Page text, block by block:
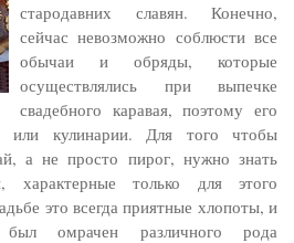
стародавних славян. Конечно,
сейчас невозможно соблюсти все
обычаи и обряды, которые
осуществлялись при выпечке
свадебного каравая, поэтому его
или кулинарии. Для того чтобы
а не просто пирог, нужно знать
характерные только для этого
это всегда приятные хлопоты, и
омрачен различного рода